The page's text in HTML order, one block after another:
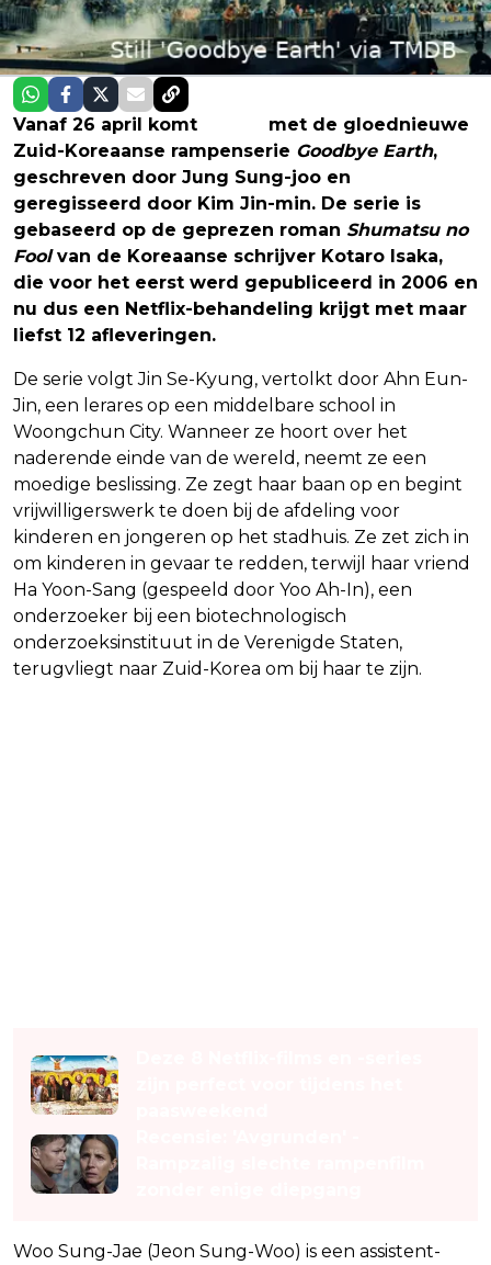
Vanaf 26 april komt
met de gloednieuwe
Zuid-Koreaanse rampenserie Goodbye Earth,
geschreven door Jung Sung-joo en
geregisseerd door Kim Jin-min. De serie is
gebaseerd op de geprezen roman Shumatsu no
Foolvan de Koreaanse schrijver Kotaro Isaka,
die voor het eerst werd gepubliceerd in 2006 en
nu dus een Netflix-behandeling krijgt met maar
liefst 12 afleveringen.
De serie volgt Jin Se-Kyung, vertolkt door Ahn Eun-
Jin, een lerares op een middelbare school in
Woongchun City. Wanneer ze hoort over het
naderende einde van de wereld, neemt ze een
moedige beslissing. Ze zegt haar baan op en begint
vrijwilligerswerk te doen bij de afdeling voor
kinderen en jongeren op het stadhuis. Ze zet zich in
om kinderen in gevaar te redden, terwijl haar vriend
Ha Yoon-Sang (gespeeld door Yoo Ah-In), een
onderzoeker bij een biotechnologisch
onderzoeksinstituut in de Verenigde Staten,
terugvliegt naar Zuid-Korea om bij haar te zijn.
Woo Sung-Jae (Jeon Sung-Woo) is een assistent-